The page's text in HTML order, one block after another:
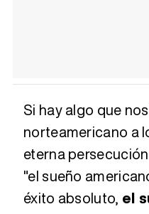
Si hay algo que
norteamericano a
eterna
"el sueño
éxito absoluto, el